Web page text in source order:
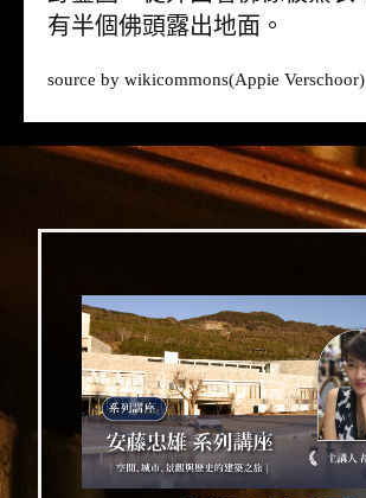
有半個佛頭露出地面。
source by wikicommons(Appie Verschoor)